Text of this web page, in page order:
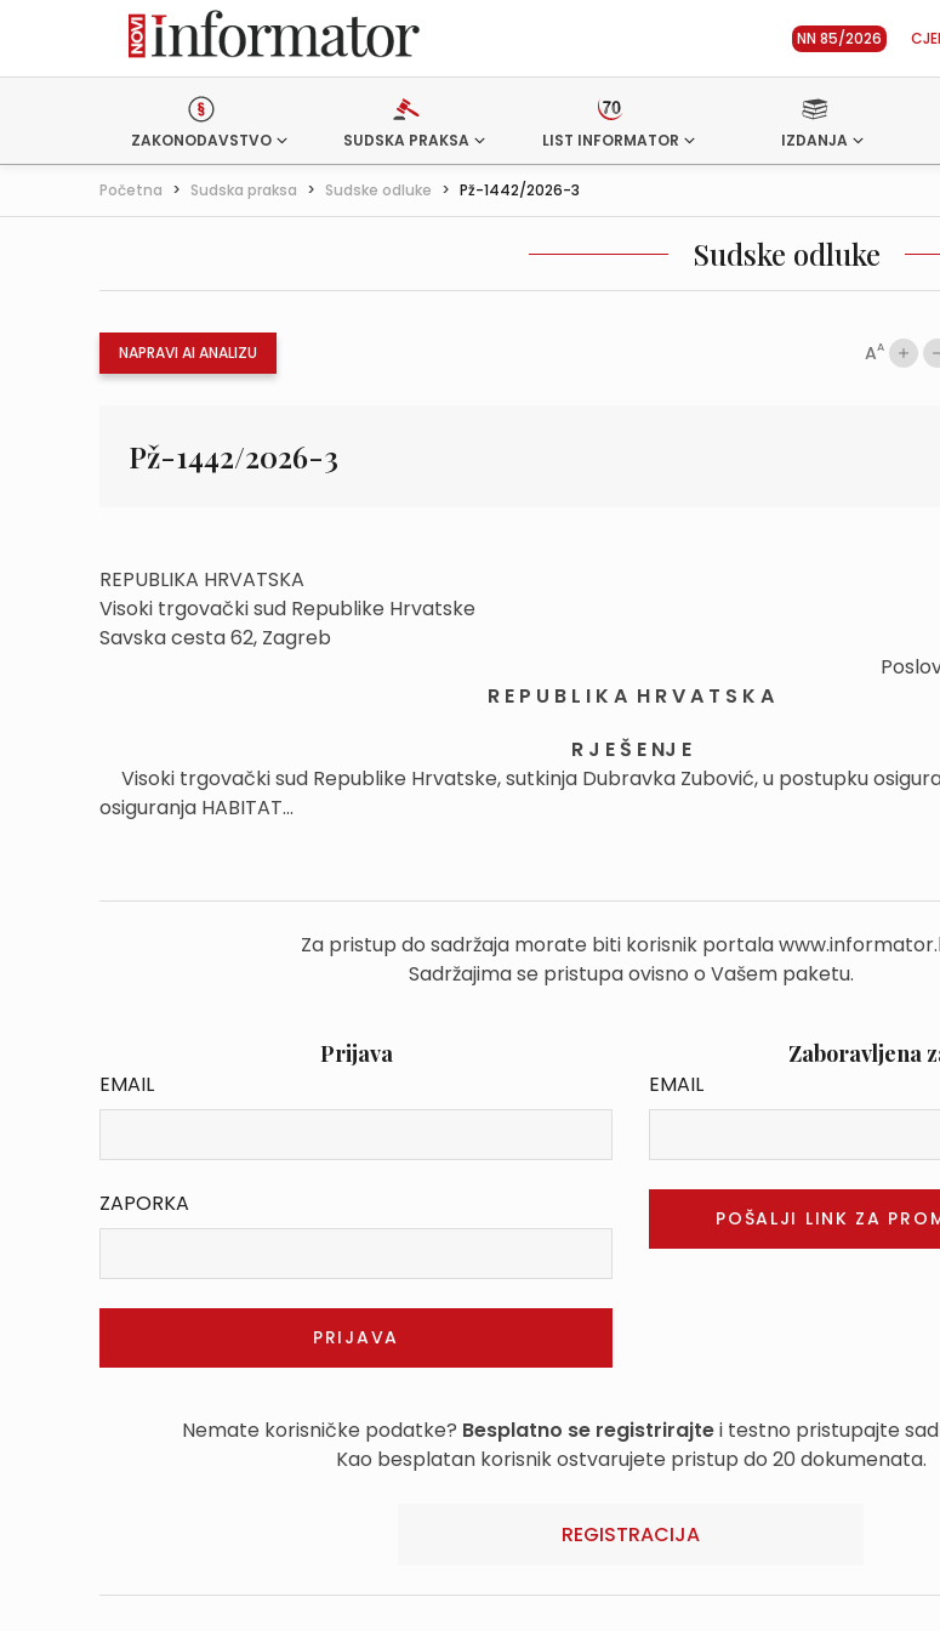
NN 85/2026
ZAKONODAVSTVO SUDSKA PRAKSA LIST INFORMATOR IZDANJA
Početna > Sudska praksa > Sudske odluke > Pž-1442/2026-3
Sudske odluke
NAPRAVI AI ANALIZU AA
Pž-1442/2026-3
REPUBLIKA HRVATSKA
Visoki trgovački sud Republike Hrvatske
Savska cesta 62, Zagreb
R E P U B L I K A H R V A T S K A
R J E Š E NJ E
Visoki trgovački sud Republike Hrvatske, sutkinja Dubravka Zubović, u postupku
osiguranja HABITAT...
Za pristup do sadržaja morate biti korisnik portala
Sadržajima se pristupa ovisno o Vašem paketu.
Prijava
EMAIL
ZAPORKA
Zaboravljena
EMAIL
Nemate korisničke podatke? Besplatno se registrirajtei testno pristupajte
Kao besplatan korisnik ostvarujete pristup do 20 dokumenata.
REGISTRACIJA